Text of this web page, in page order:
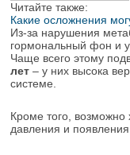
Читайте также:
Какие осложнения
Из-за нарушения
гормональный фон и
Чаще всего этому
лет – у них высока
системе.
Кроме того, возможно
давления и появления